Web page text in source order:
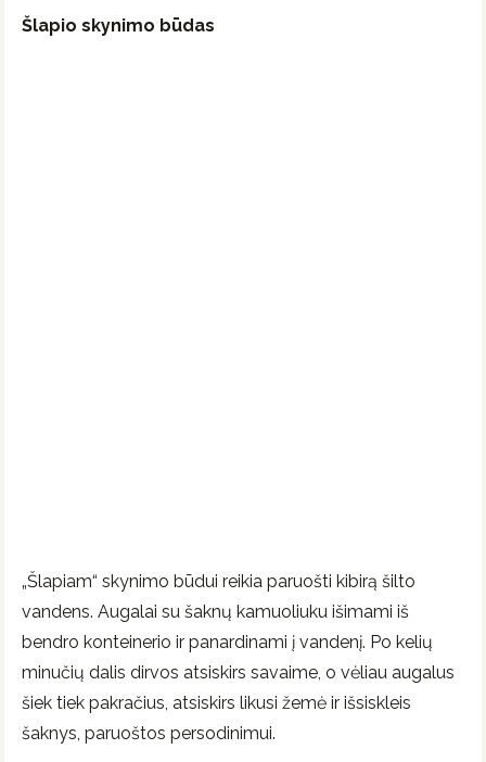
Šlapio skynimo būdas
„Šlapiam“ skynimo būdui reikia paruošti kibirą šilto
vandens. Augalai su šaknų kamuoliuku išimami iš
bendro konteinerio ir panardinami į vandenį. Po kelių
minučių dalis dirvos atsiskirs savaime, o vėliau augalus
šiek tiek pakračius, atsiskirs likusi žemė ir išsiskleis
šaknys, paruoštos persodinimui.